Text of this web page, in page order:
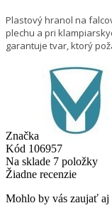
Plastový hranol na
plechu a pri
garantuje tvar, ktorý
Značka
Kód 106957
Na sklade 7 položky
Žiadne recenzie
Mohlo by vás zaujať aj